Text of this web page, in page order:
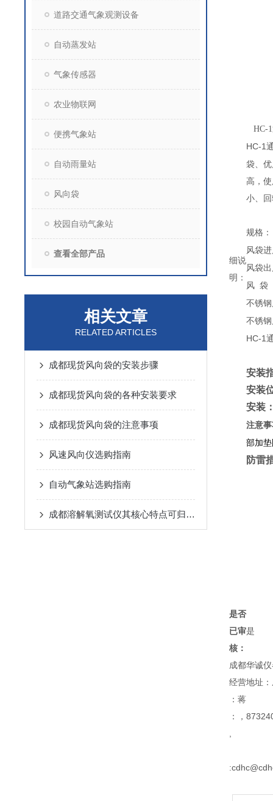
道路交通气象观测设备
自动蒸发站
气象传感器
农业物联网
便携气象站
自动雨量站
风向袋
校园自动气象站
查看全部产品
相关文章
RELATED ARTICLES
成都现货风向袋的安装步骤
成都现货风向袋的各种安装要求
成都现货风向袋的注意事项
风速风向仪选购指南
自动气象站选购指南
成都溶解氧测试仪其核心特点可归纳为以下几个方面
细说
明：
HC-1
HC-1
袋、
高，
小、
规格：
风袋
风袋
风 袋
不锈
不锈
HC-1
安装
安装
安装
注意
部加
防雷
是否
已审
核：
是
成都华诚
经营地址
：蒋
：，